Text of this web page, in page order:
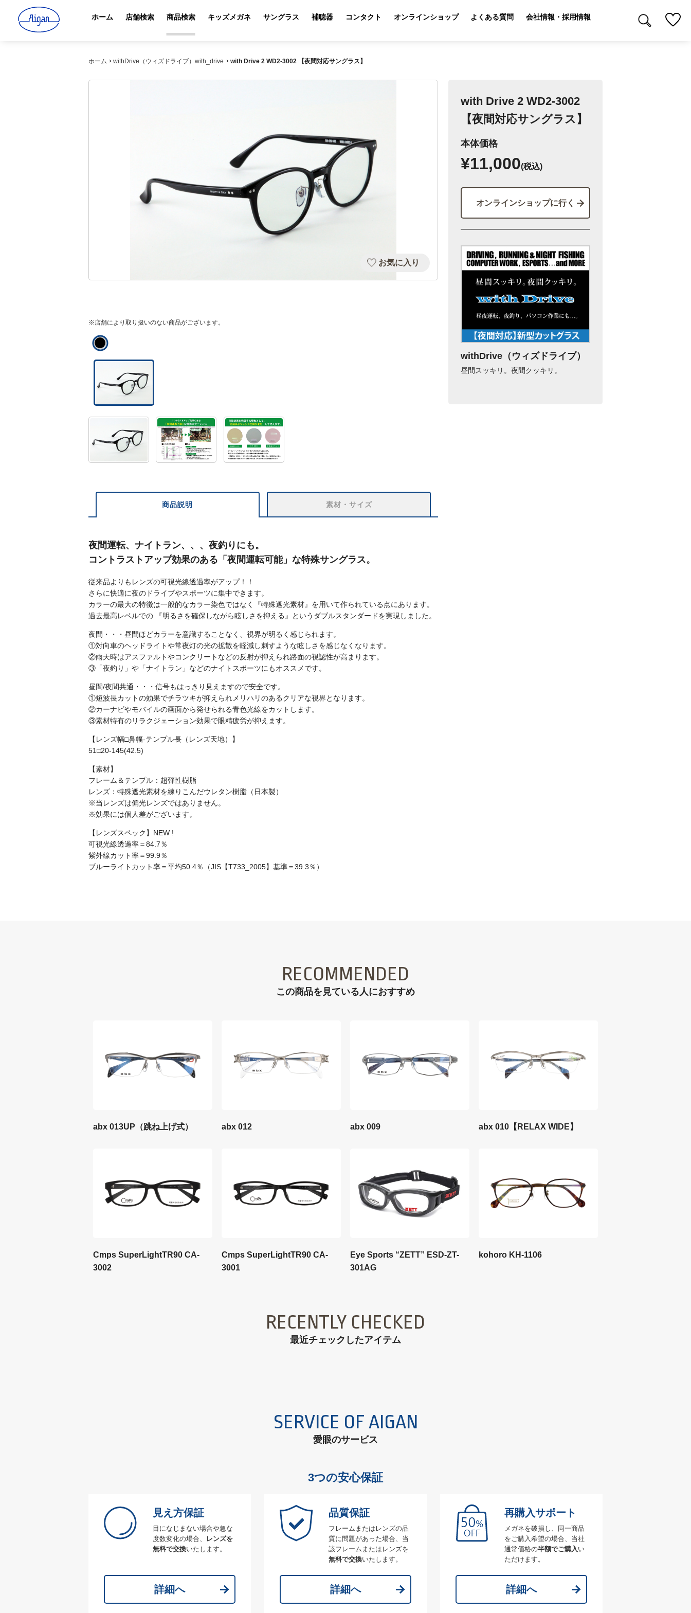
ホーム 店舗検索 商品検索 キッズメガネ サングラス 補聴器 コンタクト オンラインショップ よくある質問 会社情報・採用情報
ホーム withDrive（ウィズドライブ）with_drive with Drive 2 WD2-3002 【夜間対応サングラス】
お気に入り
※店舗により取り扱いのない商品がございます。
商品説明 素材・サイズ
夜間運転、ナイトラン、、、夜釣りにも。
コントラストアップ効果のある「夜間運転可能」な特殊サングラス。
従来品よりもレンズの可視光線透過率がアップ！！
さらに快適に夜のドライブやスポーツに集中できます。
カラーの最大の特徴は一般的なカラー染色ではなく『特殊遮光素材』を用いて作られている点にあります。
過去最高レベルでの 『明るさを確保しながら眩しさを抑える』というダブルスタンダードを実現しました。
夜間・・・昼間ほどカラーを意識することなく、視界が明るく感じられます。
①対向車のヘッドライトや常夜灯の光の拡散を軽減し刺すような眩しさを感じなくなります。
②雨天時はアスファルトやコンクリートなどの反射が抑えられ路面の視認性が高まります。
③「夜釣り」や「ナイトラン」などのナイトスポーツにもオススメです。
昼間/夜間共通・・・信号もはっきり見えますので安全です。
①短波長カットの効果でチラツキが抑えられメリハリのあるクリアな視界となります。
②カーナビやモバイルの画面から発せられる青色光線をカットします。
③素材特有のリラクジェーション効果で眼精疲労が抑えます。
【レンズ幅□鼻幅-テンプル長（レンズ天地）】
51□20-145(42.5)
【素材】
フレーム＆テンプル：超弾性樹脂
レンズ：特殊遮光素材を練りこんだウレタン樹脂（日本製）
※当レンズは偏光レンズではありません。
※効果には個人差がございます。
【レンズスペック】NEW !
可視光線透過率＝84.7％
紫外線カット率＝99.9％
ブルーライトカット率＝平均50.4％（JIS【T733_2005】基準＝39.3％）
with Drive 2 WD2-3002
【夜間対応サングラス】
本体価格
¥11,000(税込)
オンラインショップに行く
withDrive（ウィズドライブ）
昼間スッキリ。夜間クッキリ。
RECOMMENDED
この商品を見ている⼈におすすめ
abx 013UP（跳ね上げ式） abx 012 abx 009 abx 010【RELAX WIDE】
Cmps SuperLightTR90 CA-
3002
Cmps SuperLightTR90 CA-
3001
Eye Sports “ZETT” ESD-ZT-
301AG
kohoro KH-1106
RECENTLY CHECKED
最近チェックしたアイテム
SERVICE OF AIGAN
愛眼のサービス
3つの安心保証
見え方保証
目になじまない場合や急な
度数変化の場合、
レンズを
無料で交換いたします。
詳細へ
品質保証
フレームまたはレンズの品
質に問題があった場合、当
該フレームまたはレンズを
無料で交換いたします。
詳細へ
再購入サポート
メガネを破損し、同一商品
をご購入希望の場合、当社
通常価格の半額でご購入 い
ただけます。
詳細へ